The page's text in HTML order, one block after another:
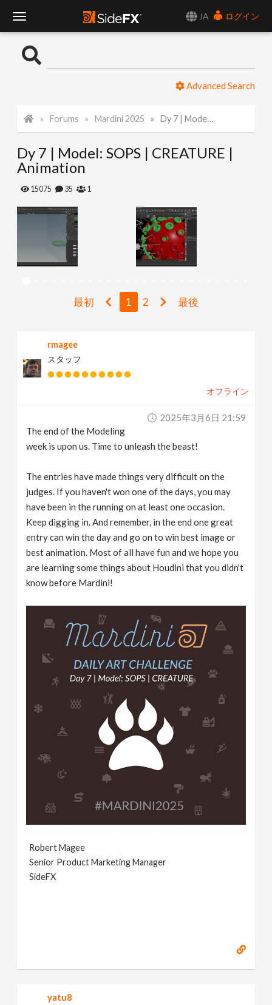
JA
ログイン
o
l
e
Advanced Search
Forums Mardini 2025 Dy 7 | Model: SOPS | CREATURE | Animation
Dy 7 | Model: SOPS | CREATURE |
Animation
15075 35 1
最初 1 2 最後
rmagee
スタッフ
オフライン
2025年3月6日 21:59
The end of the Modeling
week is upon us. Time to unleash the beast!
The entries have made things very difficult on the
judges. If you haven't won one of the days, you may
have been in the running on at least one occasion.
Keep digging in. And remember, in the end one great
entry can win the day and go on to win best image or
best animation. Most of all have fun and we hope you
are learning some things about Houdini that you didn't
know before Mardini!
Robert Magee
Senior Product Marketing Manager
SideFX
yatu8